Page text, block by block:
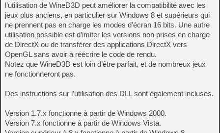
l’utilisation de WineD3D peut améliorer la compatibilité avec les
jeux plus anciens, en particulier sur Windows 8 et supérieurs qui
ne prennent pas en charge les modes d’écran 16 bits. Une autre
utilisation possible est d’imiter les versions non prises en charge
de DirectX ou de transférer des applications DirectX vers
OpenGL sans avoir à réécrire le code de rendu.
Notez que WineD3D est loin d’être parfait, et de nombreux jeux
ne fonctionneront pas.
Des instructions sur l’utilisation des DLL sont également incluses.
Version 1.7.x fonctionne à partir de Windows 2000.
Version 7.x fonctionne à partir de Windows Vista.